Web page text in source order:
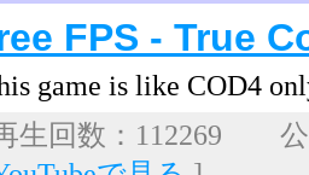
FPS - True
game is like COD4
生回数：112269